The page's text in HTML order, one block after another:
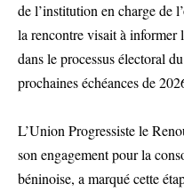
de l’institution en charge de
la rencontre visait à informer
dans le processus électoral
prochaines échéances de
L’Union Progressiste le
son engagement pour la
béninoise, a marqué cette